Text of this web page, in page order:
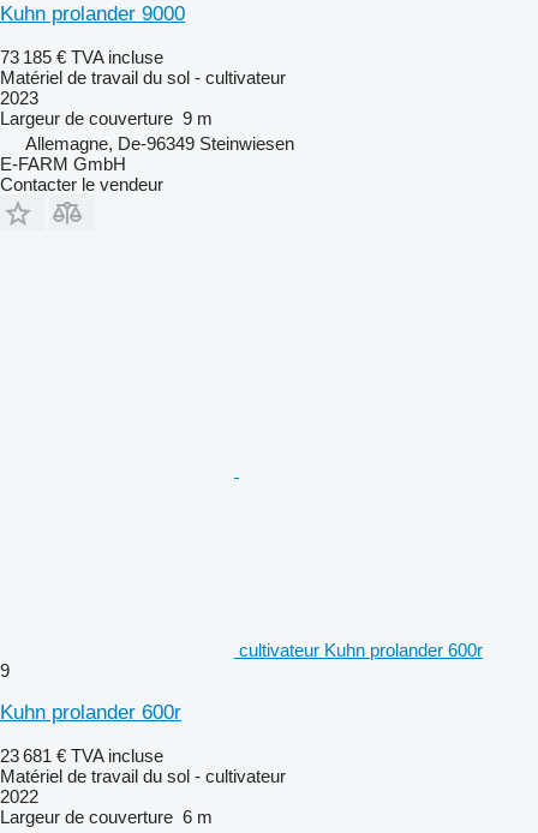
Kuhn prolander 9000
73 185 € TVA incluse
Matériel de travail du sol - cultivateur
2023
Largeur de couverture 9 m
Allemagne, De-96349 Steinwiesen
E-FARM GmbH
Contacter le vendeur
cultivateur Kuhn prolander 600r
9
Kuhn prolander 600r
23 681 € TVA incluse
Matériel de travail du sol - cultivateur
2022
Largeur de couverture 6 m